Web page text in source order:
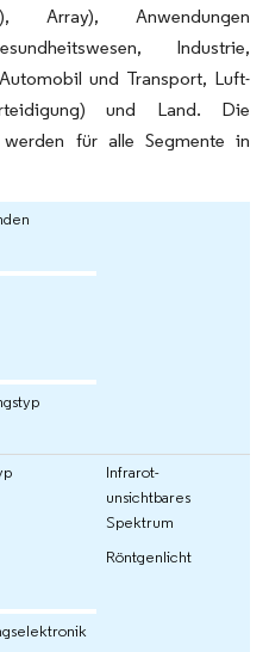
Array), Anwendungen
Industrie,
und Transport, Luft-
und Land. Die
für alle Segmente in
Infrarot-
unsichtbares
Spektrum
Röntgenlicht